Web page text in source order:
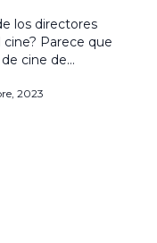
los directores
Parece que
cine de
Los medios
2023